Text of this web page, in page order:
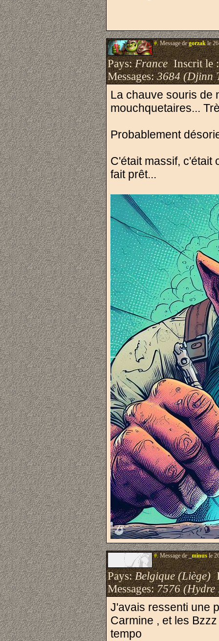
#.Message degorzakle
Pays:FranceInscrit le
Messages:3684 (Djinn
La chauve souris de
mouchquetaires...
Probablement
C'était massif, c'était
fait prêt...
#.Message de_minusle
Pays:Belgique (Liège)
Messages:7576 (Hydre
J'avais ressenti une
Carmine , et les
tempo